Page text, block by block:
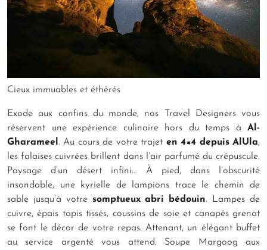
Cieux immuables et éthérés
Exode aux confins du monde, nos Travel Designers vous
réservent une expérience culinaire hors du temps à Al-
Gharameel . Au cours de votre trajet en 4×4 depuis AlUla,
les falaises cuivrées brillent dans l’air parfumé du crépuscule.
Paysage d’un désert infini… À pied, dans l’obscurité
insondable, une kyrielle de lampions trace le chemin de
sable jusqu’à votre somptueux abri bédouin. Lampes de
cuivre, épais tapis tissés, coussins de soie et canapés grenat
se font le décor de votre repas. Attenant, un élégant buffet
au service argenté vous attend. Soupe
Margoog aux